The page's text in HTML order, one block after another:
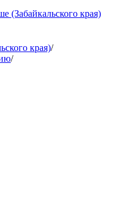
(Забайкальского края)
края)/
/